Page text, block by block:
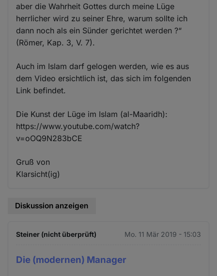
aber die Wahrheit Gottes durch meine Lüge
herrlicher wird zu seiner Ehre, warum sollte ich
dann noch als ein Sünder gerichtet werden ?“
(Römer, Kap. 3, V. 7).
Auch im Islam darf gelogen werden, wie es aus
dem Video ersichtlich ist, das sich im folgenden
Link befindet.
Die Kunst der Lüge im Islam (al-Maaridh):
https://www.youtube.com/watch?
v=oOQ9N283bCE
Gruß von
Klarsicht(ig)
Diskussion anzeigen
Steiner (nicht überprüft) Mo. 11 Mär 2019 - 15:03
Die (modernen) Manager